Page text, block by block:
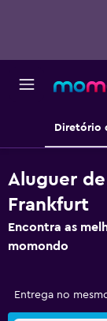
Diretório
Aluguer
Frankfurt
Encontra as
momondo
Entrega no